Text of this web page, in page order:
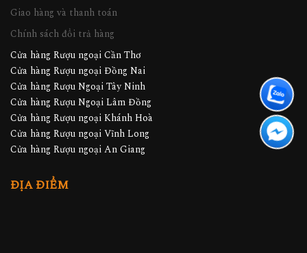
Giao hàng và thanh toán
Chính sách đổi trả hàng
Cửa hàng Rượu ngoại Cần Thơ
Cửa hàng Rượu ngoại Đồng Nai
Cửa hàng Rượu Ngoại Tây Ninh
Cửa hàng Rượu Ngoại Lâm Đồng
Cửa hàng Rượu ngoại Khánh Hoà
Cửa hàng Rượu ngoại Vĩnh Long
Cửa hàng Rượu ngoại An Giang
ĐỊA ĐIỂM